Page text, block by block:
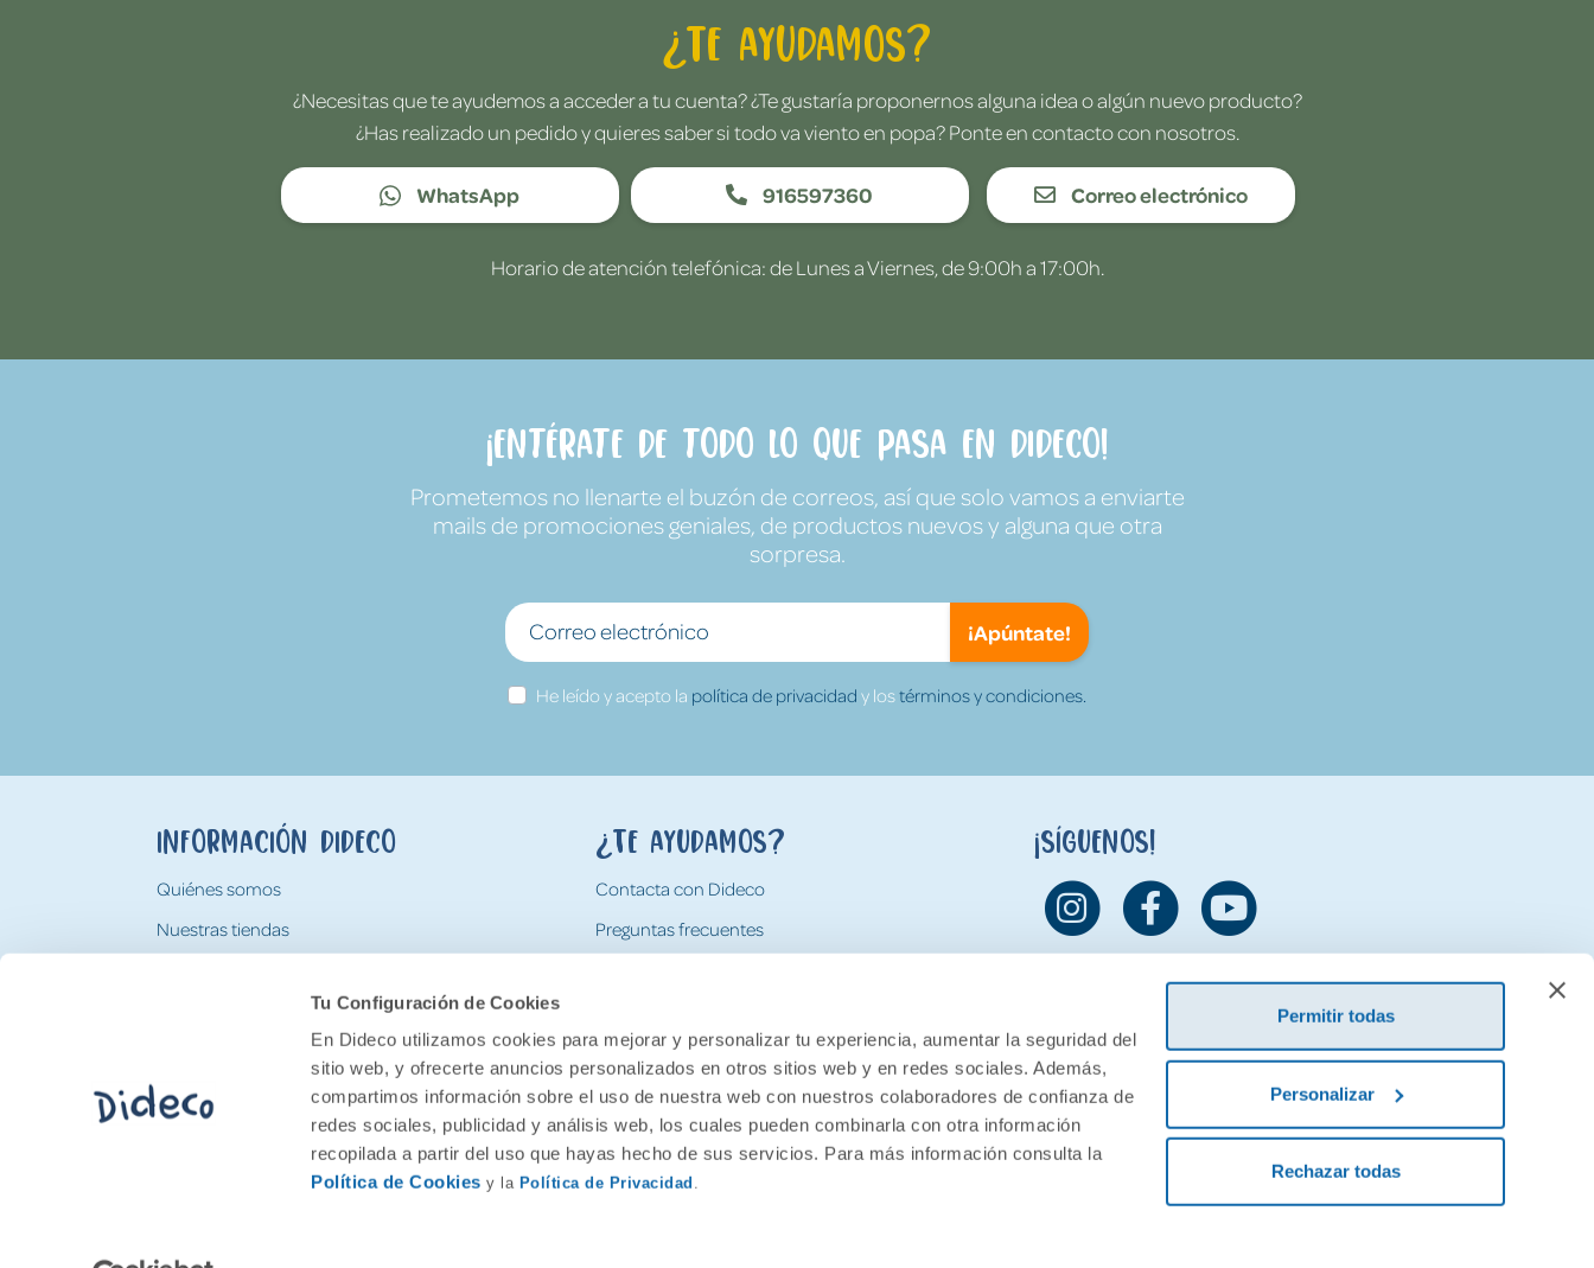
Tu Configuración de Cookies
En Dideco utilizamos cookies para mejorar y personalizar tu experiencia, aumentar la seguridad del
sitio web, y ofrecerte anuncios personalizados en otros sitios web y en redes sociales. Además,
compartimos información sobre el uso de nuestra web con nuestros colaboradores de confianza de
redes sociales, publicidad y análisis web, los cuales pueden combinarla con otra información
recopilada a partir del uso que hayas hecho de sus servicios. Para más información consulta la
Política de Cookies y la Política de Privacidad .
Permitir todas
Personalizar
Rechazar todas
¿Te ayudamos?
¿Necesitas que te ayudemos a acceder a tu cuenta? ¿Te gustaría proponernos alguna idea o algún nuevo producto?
¿Has realizado un pedido y quieres saber si todo va viento en popa? Ponte en contacto con nosotros.
WhatsApp 916597360 Correo electrónico
Horario de atención telefónica: de Lunes a Viernes, de 9:00h a 17:00h.
¡Entérate de todo lo que pasa en Dideco!
Prometemos no llenarte el buzón de correos, así que solo vamos a enviarte
mails de promociones geniales, de productos nuevos y alguna que otra
sorpresa.
¡Apúntate!
He leído y acepto la política de privacidad y lostérminos y condiciones.
Información Dideco
Quiénes somos
Nuestras tiendas
Tarjeta Regalo Dideco
¿Te ayudamos?
Contacta con Dideco
Preguntas frecuentes
Devoluciones
¡Síguenos!
2026 Feran. Todos los derechos quedan reservados.